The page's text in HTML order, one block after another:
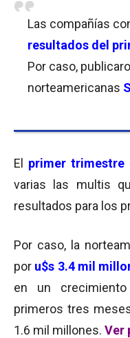
Las compañías
resultados del
Por caso,
norteamericanas
El primer trimestre
varias las multis
resultados para los
Por caso, la
por u$s 3.4 mil
en un
primeros tres
1.6 mil millones. Ver